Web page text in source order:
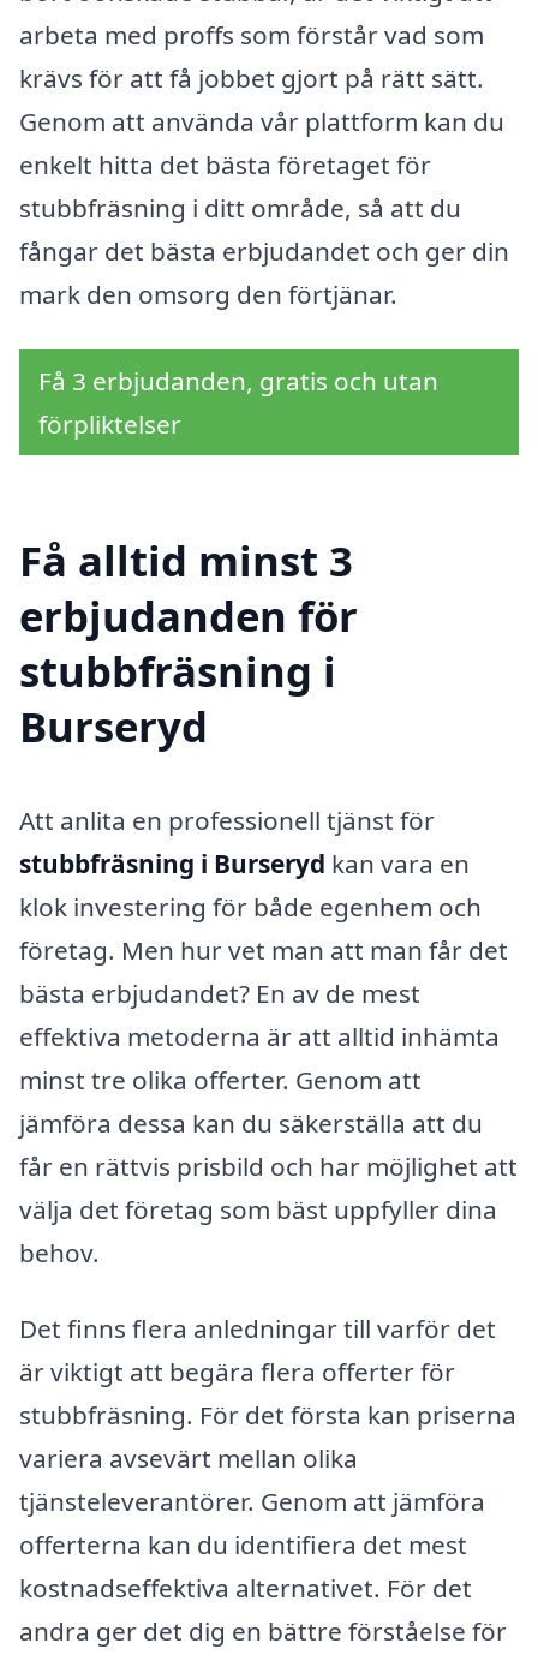
arbeta med proffs som förstår vad som
krävs för att få jobbet gjort på rätt sätt.
Genom att använda vår plattform kan du
enkelt hitta det bästa företaget för
stubbfräsning i ditt område, så att du
fångar det bästa erbjudandet och ger din
mark den omsorg den förtjänar.
Få 3 erbjudanden, gratis och utan
förpliktelser
Få alltid minst 3
erbjudanden för
stubbfräsning i
Burseryd
Att anlita en professionell tjänst för
stubbfräsning i Burseryd kan vara en
klok investering för både egenhem och
företag. Men hur vet man att man får det
bästa erbjudandet? En av de mest
effektiva metoderna är att alltid inhämta
minst tre olika offerter. Genom att
jämföra dessa kan du säkerställa att du
får en rättvis prisbild och har möjlighet att
välja det företag som bäst uppfyller dina
behov.
Det finns flera anledningar till varför det
är viktigt att begära flera offerter för
stubbfräsning. För det första kan priserna
variera avsevärt mellan olika
tjänsteleverantörer. Genom att jämföra
offerterna kan du identifiera det mest
kostnadseffektiva alternativet. För det
andra ger det dig en bättre förståelse för